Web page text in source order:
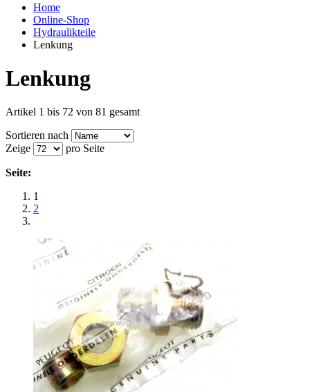
Home
Online-Shop
Hydraulikteile
Lenkung
Lenkung
Artikel 1 bis 72 von 81 gesamt
Sortieren nach
Zeige
pro Seite
Seite:
1
2